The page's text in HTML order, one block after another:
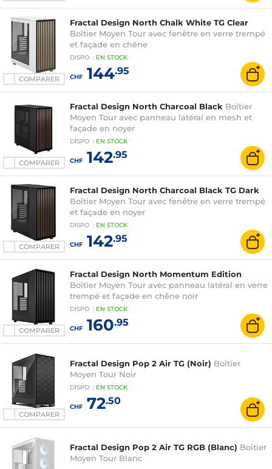
COMPARER
Fractal Design North Chalk White TG Clear
Boîtier Moyen Tour avec fenêtre en verre trempé
et façade en chêne
DISPO : EN STOCK
CHF144.95
COMPARER
Fractal Design North Charcoal Black Boîtier
Moyen Tour avec panneau latéral en mesh et
façade en noyer
DISPO : EN STOCK
CHF142.95
COMPARER
Fractal Design North Charcoal Black TG Dark
Boîtier Moyen Tour avec fenêtre en verre trempé
et façade en noyer
DISPO : EN STOCK
CHF142.95
COMPARER
Fractal Design North Momentum Edition
Boîtier Moyen Tour avec panneau latéral en verre
trempé et façade en chêne noir
DISPO : EN STOCK
CHF160.95
COMPARER
Fractal Design Pop 2 Air TG (Noir) Boîtier
Moyen Tour Noir
DISPO : EN STOCK
CHF72.50
Fractal Design Pop 2 Air TG RGB (Blanc) Boîtier
Moyen Tour Blanc